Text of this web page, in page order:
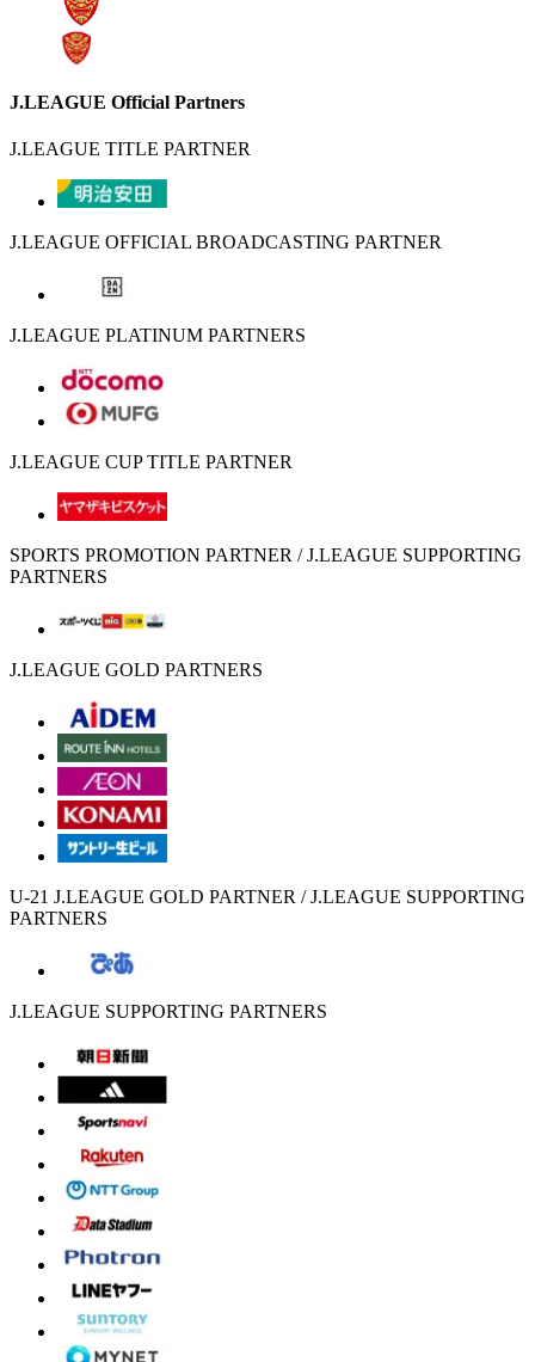
J.LEAGUE Official Partners
J.LEAGUE TITLE PARTNER
J.LEAGUE OFFICIAL BROADCASTING PARTNER
J.LEAGUE PLATINUM PARTNERS
J.LEAGUE CUP TITLE PARTNER
SPORTS PROMOTION PARTNER / J.LEAGUE SUPPORTING
PARTNERS
J.LEAGUE GOLD PARTNERS
U-21 J.LEAGUE GOLD PARTNER / J.LEAGUE SUPPORTING
PARTNERS
J.LEAGUE SUPPORTING PARTNERS